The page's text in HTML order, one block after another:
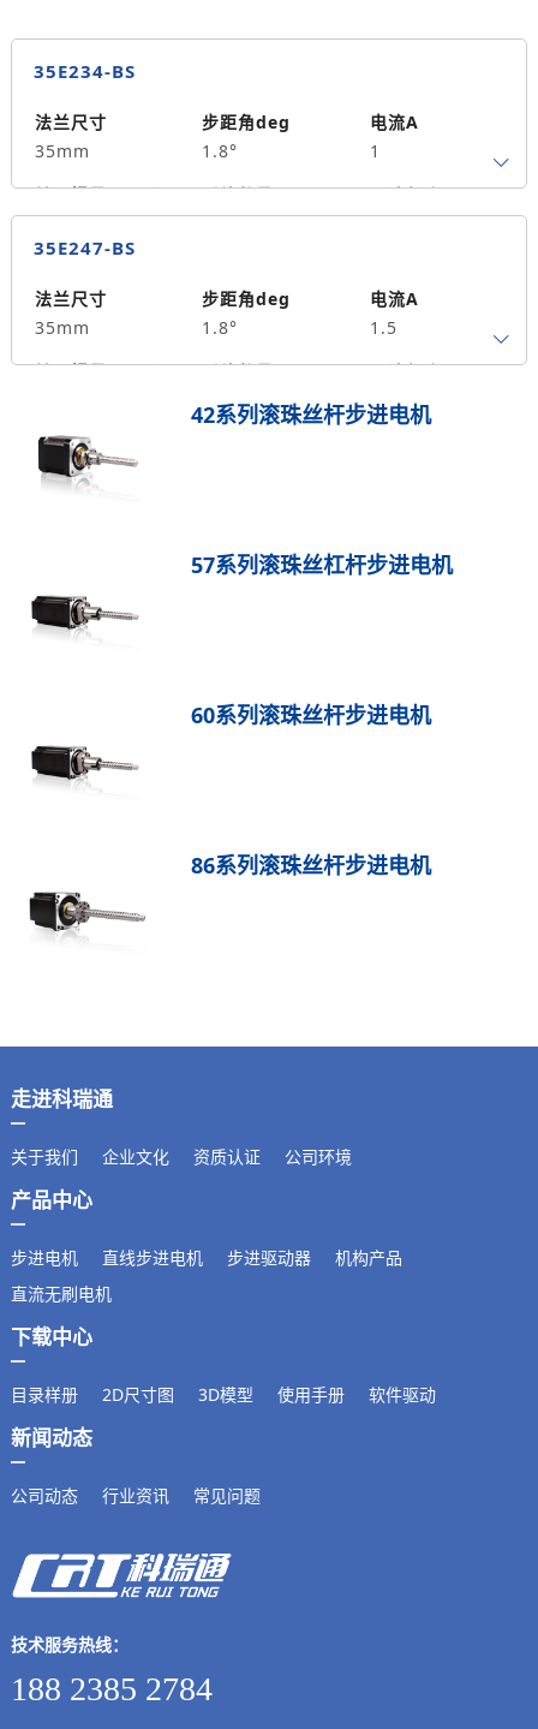
35E234-BS
法兰尺寸
35mm
步距角deg
1.8°
电流A
1
转子惯量g.cm²
4
引线数量
34
马达长度mm
0.14
20
35E247-BS
法兰尺寸
35mm
步距角deg
1.8°
电流A
1.5
转子惯量g.cm²
引线数量
47
马达长度mm
0.35
保持力矩N.m
30
42系列滚珠丝杆步进电机
57系列滚珠丝杠杆步进电机
60系列滚珠丝杆步进电机
86系列滚珠丝杆步进电机
走进科瑞通
关于我们 企业文化 资质认证 公司环境
产品中心
步进电机 直线步进电机 步进驱动器
机构产品
直流无刷电机
下载中心
目录样册 2D尺寸图 3D模型 使用手册 软件驱动
新闻动态
公司动态 行业资讯 常见问题
技术服务热线：
188 2385 2784